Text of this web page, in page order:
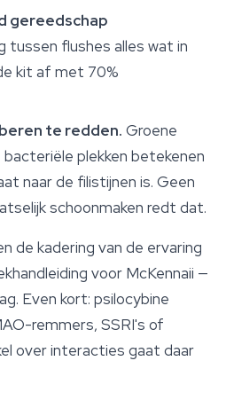
gereedschap
tussen flushes alles wat in
kit af met 70%
te redden. Groene
plekken betekenen
naar de filistijnen is. Geen
schoonmaken redt dat.
de kadering van de ervaring
voor McKennaii —
. Even kort: psilocybine
remmers, SSRI's of
over interacties gaat daar